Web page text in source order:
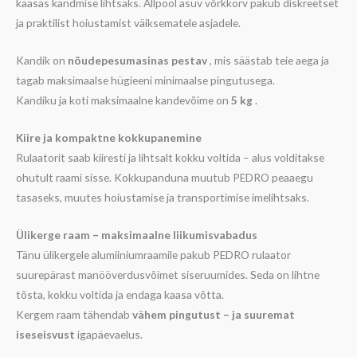
kaasas kandmise lihtsaks. Allpool asuv võrkkorv pakub diskreetset
ja praktilist hoiustamist väiksematele asjadele.
Kandik on nõudepesumasinas pestav, mis säästab teie aega ja
tagab maksimaalse hügieeni minimaalse pingutusega.
Kandiku ja koti maksimaalne kandevõime on 5 kg .
Kiire ja kompaktne kokkupanemine
Rulaatorit saab kiiresti ja lihtsalt kokku voltida – alus volditakse
ohutult raami sisse. Kokkupanduna muutub PEDRO peaaegu
tasaseks, muutes hoiustamise ja transportimise imelihtsaks.
Ülikerge raam – maksimaalne liikumisvabadus
Tänu ülikergele alumiiniumraamile pakub PEDRO rulaator
suurepärast manööverdusvõimet siseruumides. Seda on lihtne
tõsta, kokku voltida ja endaga kaasa võtta.
Kergem raam tähendab vähem pingutust – ja suuremat
iseseisvust igapäevaelus.